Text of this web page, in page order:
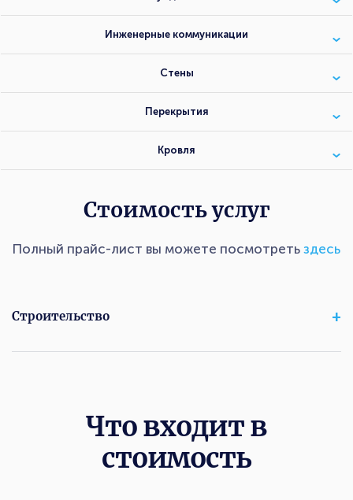
Инженерные коммуникации
Стены
Перекрытия
Кровля
Стоимость услуг
Полный прайс-лист вы можете посмотреть здесь
Строительство
Что входит в
стоимость